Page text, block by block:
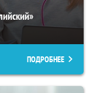
ПОДРОБНЕЕ